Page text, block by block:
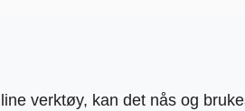
verktøy, kan det nås og